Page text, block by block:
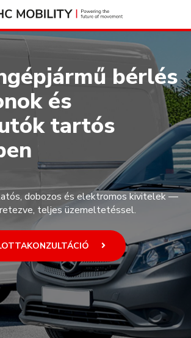
bérlés
és
tartós
dobozos és elektromos kivitelek —
teljes üzemeltetéssel.